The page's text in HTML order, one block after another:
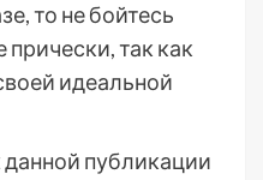
то не бойтесь
так как
идеальной
публикации